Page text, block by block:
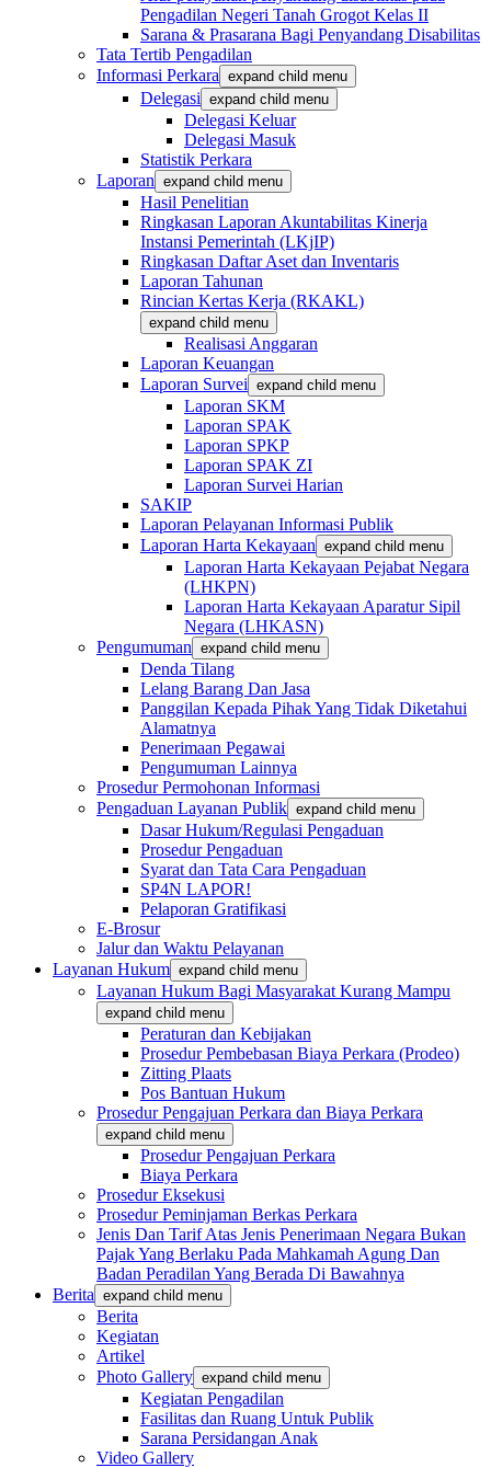
Pengadilan Negeri Tanah Grogot Kelas II
Sarana & Prasarana Bagi Penyandang Disabilitas
Tata Tertib Pengadilan
Informasi Perkara expand child menu
Delegasi expand child menu
Delegasi Keluar
Delegasi Masuk
Statistik Perkara
Laporan expand child menu
Hasil Penelitian
Ringkasan Laporan Akuntabilitas Kinerja
Instansi Pemerintah (LKjIP)
Ringkasan Daftar Aset dan Inventaris
Laporan Tahunan
Rincian Kertas Kerja (RKAKL)
expand child menu
Realisasi Anggaran
Laporan Keuangan
Laporan Survei expand child menu
Laporan SKM
Laporan SPAK
Laporan SPKP
Laporan SPAK ZI
Laporan Survei Harian
SAKIP
Laporan Pelayanan Informasi Publik
Laporan Harta Kekayaan expand child menu
Laporan Harta Kekayaan Pejabat Negara
(LHKPN)
Laporan Harta Kekayaan Aparatur Sipil
Negara (LHKASN)
Pengumuman expand child menu
Denda Tilang
Lelang Barang Dan Jasa
Panggilan Kepada Pihak Yang Tidak Diketahui
Alamatnya
Penerimaan Pegawai
Pengumuman Lainnya
Prosedur Permohonan Informasi
Pengaduan Layanan Publik expand child menu
Dasar Hukum/Regulasi Pengaduan
Prosedur Pengaduan
Syarat dan Tata Cara Pengaduan
SP4N LAPOR!
Pelaporan Gratifikasi
E-Brosur
Jalur dan Waktu Pelayanan
Layanan Hukum expand child menu
Layanan Hukum Bagi Masyarakat Kurang Mampu
expand child menu
Peraturan dan Kebijakan
Prosedur Pembebasan Biaya Perkara (Prodeo)
Zitting Plaats
Pos Bantuan Hukum
Prosedur Pengajuan Perkara dan Biaya Perkara
expand child menu
Prosedur Pengajuan Perkara
Biaya Perkara
Prosedur Eksekusi
Prosedur Peminjaman Berkas Perkara
Jenis Dan Tarif Atas Jenis Penerimaan Negara Bukan
Pajak Yang Berlaku Pada Mahkamah Agung Dan
Badan Peradilan Yang Berada Di Bawahnya
Berita expand child menu
Berita
Kegiatan
Artikel
Photo Gallery expand child menu
Kegiatan Pengadilan
Fasilitas dan Ruang Untuk Publik
Sarana Persidangan Anak
Video Gallery